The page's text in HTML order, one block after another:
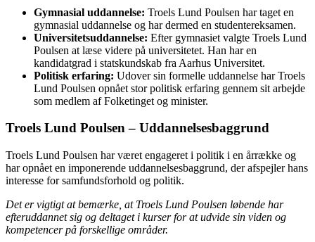
Gymnasial uddannelse: Troels Lund Poulsen har taget en
gymnasial uddannelse og har dermed en studentereksamen.
Universitetsuddannelse: Efter gymnasiet valgte Troels Lund
Poulsen at læse videre på universitetet. Han har en
kandidatgrad i statskundskab fra Aarhus Universitet.
Politisk erfaring: Udover sin formelle uddannelse har Troels
Lund Poulsen opnået stor politisk erfaring gennem sit arbejde
som medlem af Folketinget og minister.
Troels Lund Poulsen – Uddannelsesbaggrund
Troels Lund Poulsen har været engageret i politik i en årrække og
har opnået en imponerende uddannelsesbaggrund, der afspejler hans
interesse for samfundsforhold og politik.
Det er vigtigt at bemærke, at Troels Lund Poulsen løbende har
efteruddannet sig og deltaget i kurser for at udvide sin viden og
kompetencer på forskellige områder.